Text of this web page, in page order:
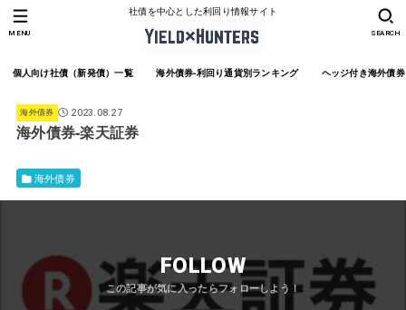
社債を中心とした利回り情報サイト
個人向け社債（新発債）一覧 海外債券-利回り通貨別ランキング ヘッジ付き海外債
SEARCH
MENU
海外債券 2023.08.27
海外債券-楽天証券
海外債券
FOLLOW